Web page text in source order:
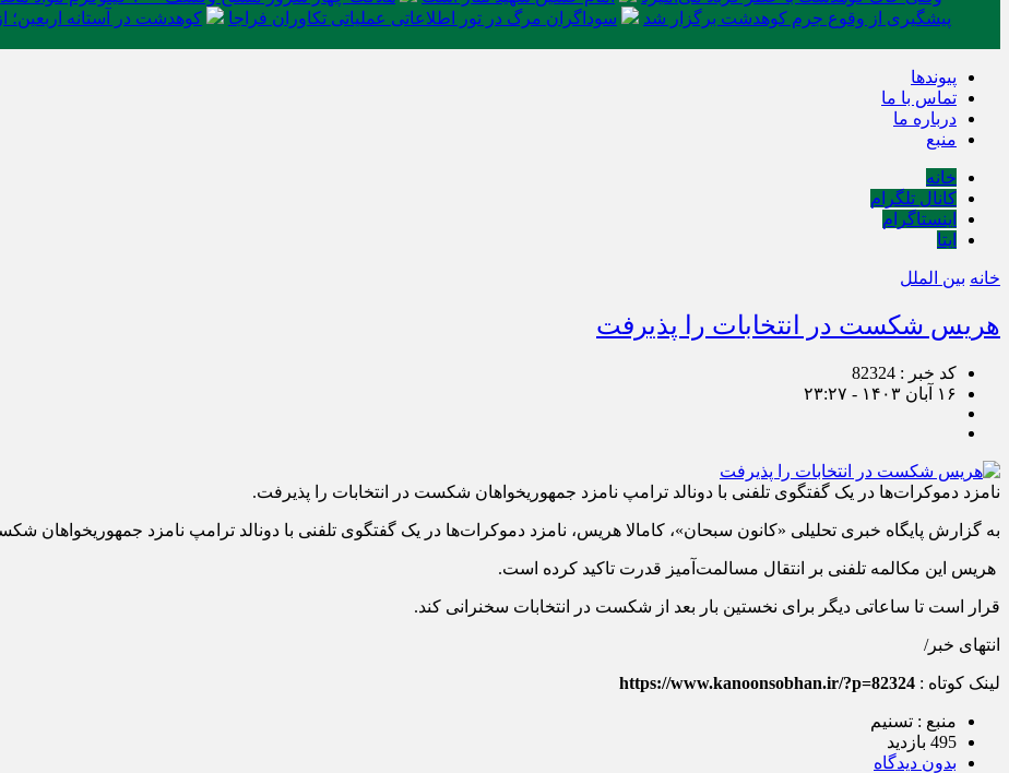
پیشگیری از وقوع جرم کوهدشت برگزار شد
سوداگران مرگ در تور اطلاعاتی عملیاتی تکاوران فراجا کوهدشت در آستانه اربعین؛
پیوندها
تماس با ما
درباره ما
منبع
خانه
کانال تلگرام
اینستاگرام
ایتا
خانه بین الملل
هریس شکست در انتخابات را پذیرفت
کد خبر : 82324
۱۶ آبان ۱۴۰۳ - ۲۳:۲۷
نامزد دموکرات‌ها در یک گفتگوی تلفنی با دونالد ترامپ نامزد جمهوریخواهان شکست در انتخابات را پذیرفت.
به گزارش پایگاه خبری تحلیلی «کانون سبحان»، کامالا هریس، نامزد دموکرات‌ها در یک گفتگوی تلفنی با دونالد ترامپ نامزد جمهوریخواهان
هریس این مکالمه تلفنی بر انتقال مسالمت‌آمیز قدرت تاکید کرده است.
قرار است تا ساعاتی دیگر برای نخستین بار بعد از شکست در انتخابات سخنرانی کند.
انتهای خبر/
لینک کوتاه : https://www.kanoonsobhan.ir/?p=82324
منبع : تسنیم
495 بازدید
بدون دیدگاه